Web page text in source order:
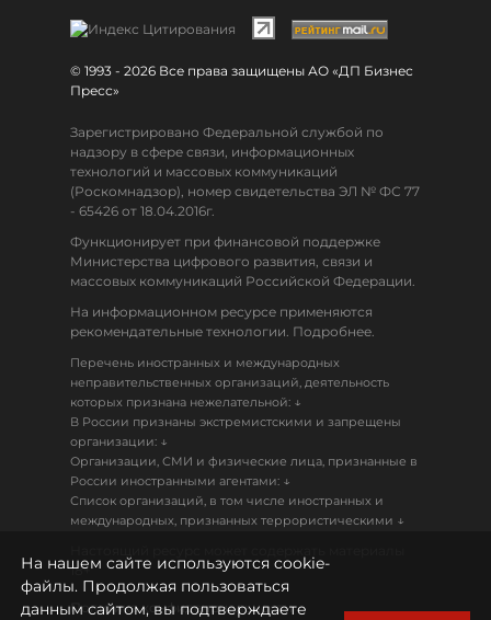
© 1993 - 2026 Все права защищены АО «ДП Бизнес
Пресс»
Зарегистрировано Федеральной службой по
надзору в сфере связи, информационных
технологий и массовых коммуникаций
(Роскомнадзор), номер свидетельства ЭЛ № ФС 77
- 65426 от 18.04.2016г.
Функционирует при финансовой поддержке
Министерства цифрового развития, связи и
массовых коммуникаций Российской Федерации.
На информационном ресурсе применяются
рекомендательные технологии. Подробнее.
Перечень иностранных и международных
неправительственных организаций, деятельность
которых признана нежелательной: ↓
В России признаны экстремистскими и запрещены
организации: ↓
Организации, СМИ и физические лица, признанные в
России иностранными агентами: ↓
Список организаций, в том числе иностранных и
международных, признанных террористическими ↓
18+
Политика конфиденциальности
На нашем сайте используются cookie-
файлы. Продолжая пользоваться
данным сайтом, вы подтверждаете